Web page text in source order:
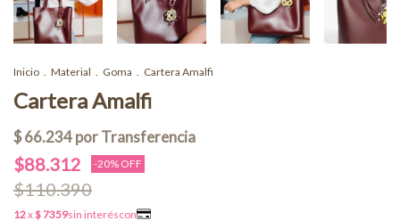
Inicio . Material . Goma . Cartera Amalfi
Cartera Amalfi
$88.312 -20% OFF
$110.390